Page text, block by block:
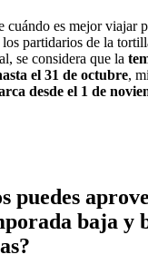
cuándo es mejor viajar
partidarios de la
se considera que la
el 31 de octubre,
desde el 1 de
puedes
baja y